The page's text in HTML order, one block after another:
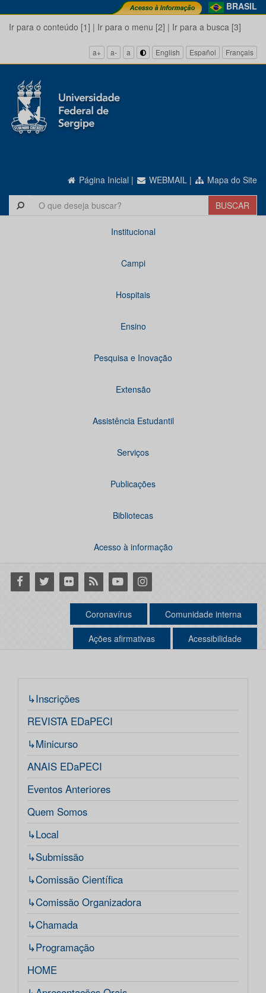
BRASIL
Ir para o conteúdo [1] | Ir para o menu [2] | Ir para a busca [3]
a+ a- a English Español Français
Página Inicial | WEBMAIL | Mapa do Site
Institucional
Campi
Hospitais
Ensino
Pesquisa e Inovação
Extensão
Assistência Estudantil
Serviços
Publicações
Bibliotecas
Acesso à informação
Facebook
Twitter Flickr RSS YoutubeInstagram
Coronavírus Comunidade interna
Ações afirmativas Acessibilidade
↳Inscrições
REVISTA EDaPECI
↳Minicurso
ANAIS EDaPECI
Eventos Anteriores
Quem Somos
↳Local
↳Submissão
↳Comissão Científica
↳Comissão Organizadora
↳Chamada
↳Programação
HOME